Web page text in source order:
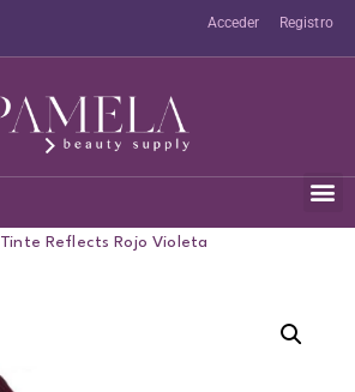
Acceder Registro
Tinte Reflects Rojo Violeta